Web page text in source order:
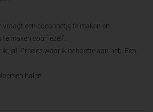
vraagt een coconnetje te maken en
maken voor jezelf.
ja!! Precies waar ik behoefte aan heb. Een
halen.